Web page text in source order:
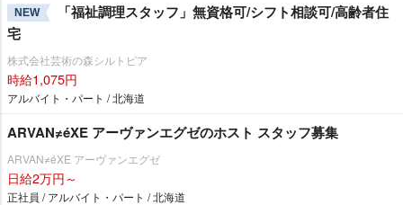
NEW
「福祉調理スタッフ」無資格可/シフト相談可/高齢者住
宅
株式会社芸術の森シルトピア
時給1,075円
アルバイト・パート / 北海道
ARVAN≠éXE アーヴァンエグゼのホスト スタッフ募集
ARVAN≠éXE アーヴァンエグゼ
日給2万円～
正社員 / アルバイト・パート / 北海道